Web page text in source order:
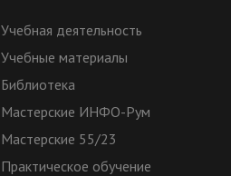
Учебная деятельность
Учебные материалы
Библиотека
Мастерские ИНФО-Рум
Мастерские 55/23
Практическое обучение